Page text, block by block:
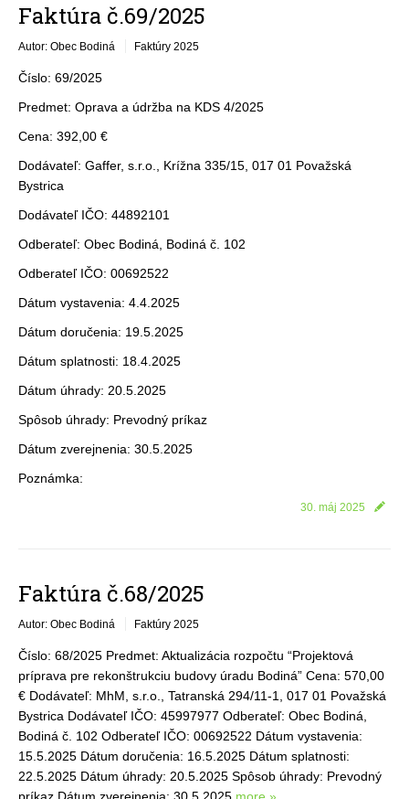
Faktúra č.69/2025
Autor: Obec Bodiná Faktúry 2025
Číslo: 69/2025
Predmet: Oprava a údržba na KDS 4/2025
Cena: 392,00 €
Dodávateľ: Gaffer, s.r.o., Krížna 335/15, 017 01 Považská
Bystrica
Dodávateľ IČO: 44892101
Odberateľ: Obec Bodiná, Bodiná č. 102
Odberateľ IČO: 00692522
Dátum vystavenia: 4.4.2025
Dátum doručenia: 19.5.2025
Dátum splatnosti: 18.4.2025
Dátum úhrady: 20.5.2025
Spôsob úhrady: Prevodný príkaz
Dátum zverejnenia: 30.5.2025
Poznámka:
30. máj 2025
Faktúra č.68/2025
Autor: Obec Bodiná Faktúry 2025
Číslo: 68/2025 Predmet: Aktualizácia rozpočtu “Projektová
príprava pre rekonštrukciu budovy úradu Bodiná” Cena: 570,00
€ Dodávateľ: MhM, s.r.o., Tatranská 294/11-1, 017 01 Považská
Bystrica Dodávateľ IČO: 45997977 Odberateľ: Obec Bodiná,
Bodiná č. 102 Odberateľ IČO: 00692522 Dátum vystavenia:
15.5.2025 Dátum doručenia: 16.5.2025 Dátum splatnosti:
22.5.2025 Dátum úhrady: 20.5.2025 Spôsob úhrady: Prevodný